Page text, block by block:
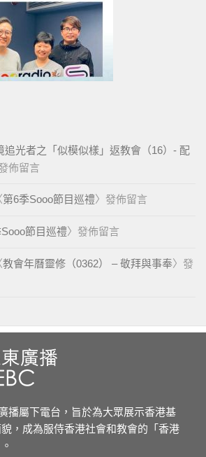
追光者之「似模似樣」返教會（16）- 配
佈留言
第6季Sooo節目巡禮〉發佈留言
節目巡禮〉發佈留言
教會年曆靈修（0362） – 敬拜與事奉〉發
播屬下電台，旨於為大眾展示香港基
，成為服侍香港社會和教會的「香港